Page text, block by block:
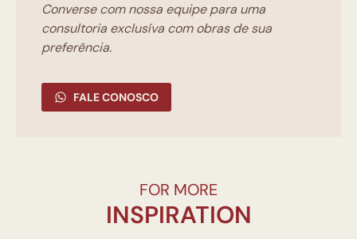
Converse com nossa equipe para uma
consultoria exclusíva com obras de sua
preferência.
FALE CONOSCO
FOR MORE
INSPIRATION